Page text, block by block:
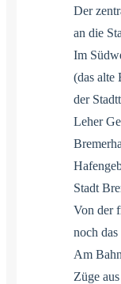
Der
an die
Im
(das alte
der
Leher
Stadt
Von der
noch
Am
Züge